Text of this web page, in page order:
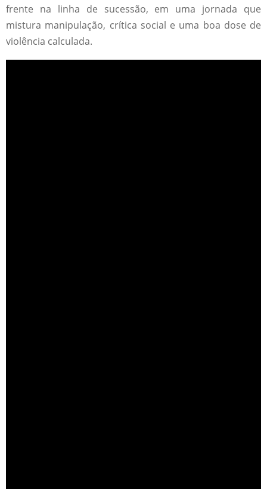
frente na linha de sucessão, em uma jornada que
mistura manipulação, crítica social e uma boa dose de
violência calculada.